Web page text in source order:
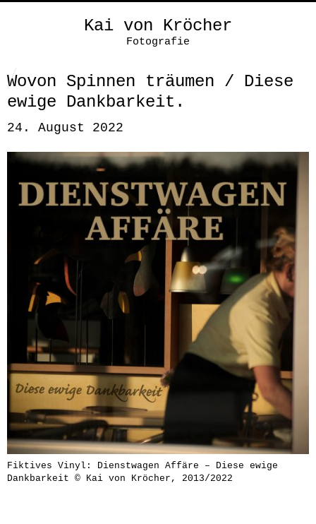
Kai von Kröcher
Fotografie
Wovon Spinnen träumen / Diese
ewige Dankbarkeit.
24. August 2022
Fiktives Vinyl: Dienstwagen Affäre – Diese ewige
Dankbarkeit © Kai von Kröcher, 2013/2022